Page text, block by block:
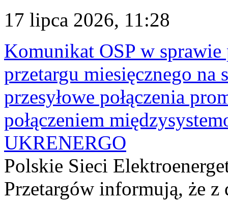
17 lipca 2026, 11:28
Komunikat OSP w sprawie
przetargu miesięcznego
przesyłowe połączenia
połączeniem
UKRENERGO
Polskie Sieci
Przetargów informują, że